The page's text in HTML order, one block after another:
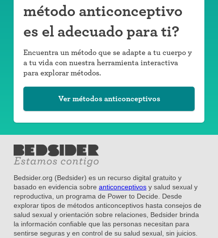
método anticonceptivo
es el adecuado para ti?
Encuentra un método que se adapte a tu cuerpo y
a tu vida con nuestra herramienta interactiva
para explorar métodos.
Ver métodos anticonceptivos
Bedsider.org (Bedsider) es un recurso digital gratuito y
basado en evidencia sobre anticonceptivos y salud sexual y
reproductiva, un programa de Power to Decide. Desde
explorar tipos de métodos anticonceptivos hasta consejos de
salud sexual y orientación sobre relaciones, Bedsider brinda
la información confiable que las personas necesitan para
sentirse seguras y en control de su salud sexual, sin juicios.